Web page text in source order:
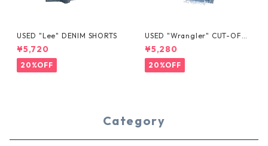
USED "Lee" DENIM SHORTS
¥5,720
20%OFF
USED "Wrangler" CUT-OFF
DENIM SHORTS
¥5,280
20%OFF
Category